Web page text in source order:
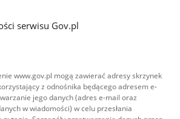
serwisu Gov.pl
www.gov.pl mogą zawierać adresy skrzynek
z odnośnika będącego adresem e-
jego danych (adres e-mail oraz
w wiadomości) w celu przesłania